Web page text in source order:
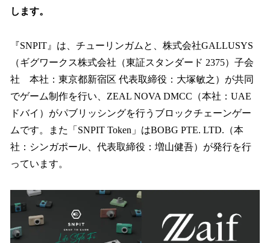
す
します。
『SNPIT』は、チューリンガムと、株式会社GALLUSYS
（ギグワークス株式会社（東証スタンダード 2375）子会
社 本社：東京都新宿区 代表取締役：大塚敏之）が共同
でゲーム制作を行い、ZEAL NOVA DMCC（本社：UAE
ドバイ）がパブリッシングを行うブロックチェーンゲー
ムです。また「SNPIT Token」はBOBG PTE. LTD.（本
社：シンガポール、代表取締役：増山健吾）が発行を行
っています。